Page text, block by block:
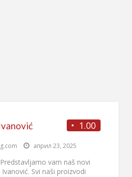
1.00
април 23, 2025
vam naš novi
Svi naši proizvodi